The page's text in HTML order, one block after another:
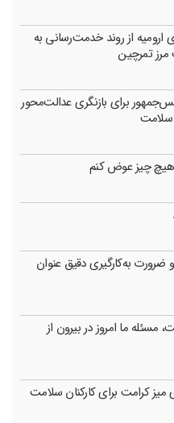
ارومیه از روند خدمت‌رسانی به
تمرچین
برای بازنگری عدالت‌محور
سلامت
هیچ چیز عوض کنم
به‌کارگیری دقیق عنوان
ما امروز در بیرون از
میز کرامت برای کارکنان سلامت